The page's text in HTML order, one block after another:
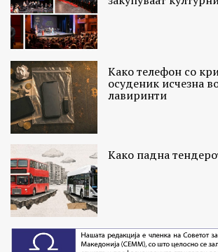
Како телефон со
осуденик исчезна
лавиринти
Како падна